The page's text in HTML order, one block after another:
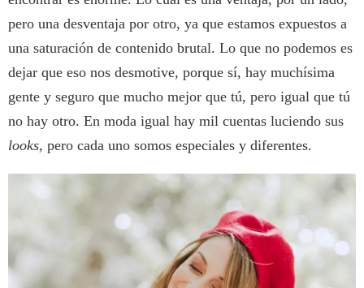
pero una desventaja por otro, ya que estamos expuestos a
una saturación de contenido brutal. Lo que no podemos es
dejar que eso nos desmotive, porque sí, hay muchísima
gente y seguro que mucho mejor que tú, pero igual que tú
no hay otro. En moda igual hay mil cuentas luciendo sus
looks, pero cada uno somos especiales y diferentes.